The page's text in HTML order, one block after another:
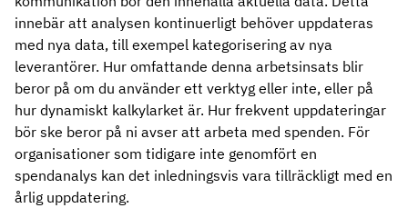
innebär att analysen kontinuerligt behöver uppdateras
med nya data, till exempel kategorisering av nya
leverantörer. Hur omfattande denna arbetsinsats blir
beror på om du använder ett verktyg eller inte, eller på
hur dynamiskt kalkylarket är. Hur frekvent uppdateringar
bör ske beror på ni avser att arbeta med spenden. För
organisationer som tidigare inte genomfört en
spendanalys kan det inledningsvis vara tillräckligt med en
årlig uppdatering.